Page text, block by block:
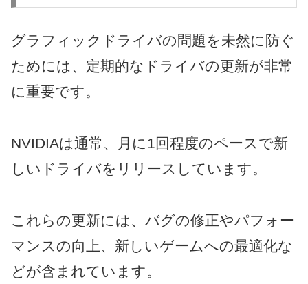
グラフィックドライバの問題を未然に防ぐ
ためには、定期的なドライバの更新が非常
に重要です。
NVIDIAは通常、月に1回程度のペースで新
しいドライバをリリースしています。
これらの更新には、バグの修正やパフォー
マンスの向上、新しいゲームへの最適化な
どが含まれています。